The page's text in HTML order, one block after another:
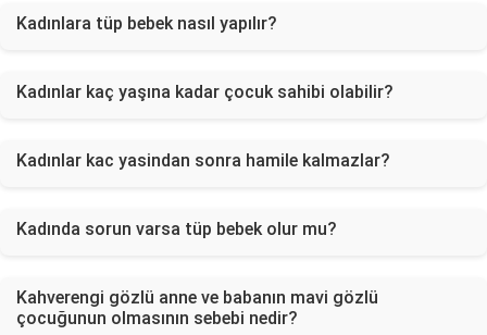
Kadınlara tüp bebek nasıl yapılır?
Kadınlar kaç yaşına kadar çocuk sahibi olabilir?
Kadınlar kac yasindan sonra hamile kalmazlar?
Kadında sorun varsa tüp bebek olur mu?
Kahverengi gözlü anne ve babanın mavi gözlü
çocuğunun olmasının sebebi nedir?